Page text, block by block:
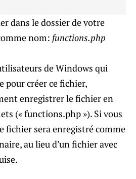
dans le dossier de votre
nom: functions.php
de Windows qui
créer ce fichier,
enregistrer le fichier en
(« functions.php »). Si vous
fichier sera enregistré comme
au lieu d’un fichier avec